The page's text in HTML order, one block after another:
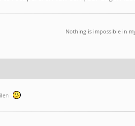
Nothing is impossible in